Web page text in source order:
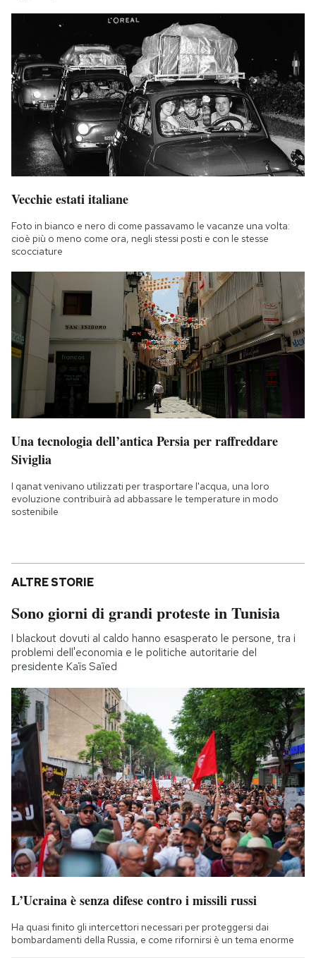
Vecchie estati italiane
Foto in bianco e nero di come passavamo le vacanze una volta:
cioè più o meno come ora, negli stessi posti e con le stesse
scocciature
Una tecnologia dell’antica Persia per raffreddare
Siviglia
I qanat venivano utilizzati per trasportare l'acqua, una loro
evoluzione contribuirà ad abbassare le temperature in modo
sostenibile
ALTRE STORIE
Sono giorni di grandi proteste in Tunisia
I blackout dovuti al caldo hanno esasperato le persone, tra i
problemi dell'economia e le politiche autoritarie del
presidente Kaïs Saïed
L’Ucraina è senza difese contro i missili russi
Ha quasi finito gli intercettori necessari per proteggersi dai
bombardamenti della Russia, e come rifornirsi è un tema enorme